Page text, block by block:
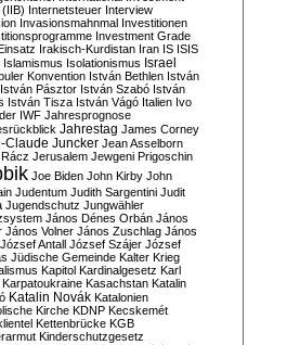
Internetsteuer Interview
Invasionsmahnmal Investitionen
Investment Grade
Irakisch-Kurdistan Iran IS ISIS
Islamismus Isolationismus Israel
Konvention István Bethlen István
István Pásztor István Szabó István
István Tisza István Vágó Italien Ivo
IWF Jahresprognose
Jahrestag James Corney
Claude Juncker Jean Asselborn
Jerusalem Jewgeni Prigoschin
Joe Biden John Kirby John
Judentum Judith Sargentini Judit
Jugendschutz Jungwähler
János Dénes Orbán János
János Volner János Zuschlag János
József Antall József Szájer József
Jüdische Gemeinde Kalter Krieg
Kapitol Kardinalgesetz Karl
Karpatoukraine Kasachstan Katalin
Katalin Novák Katalonien
Kirche KDNP Kecskemét
Kettenbrücke KGB
Kinderschutzgesetz